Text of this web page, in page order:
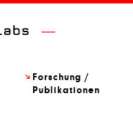
Forschung /
Publikationen